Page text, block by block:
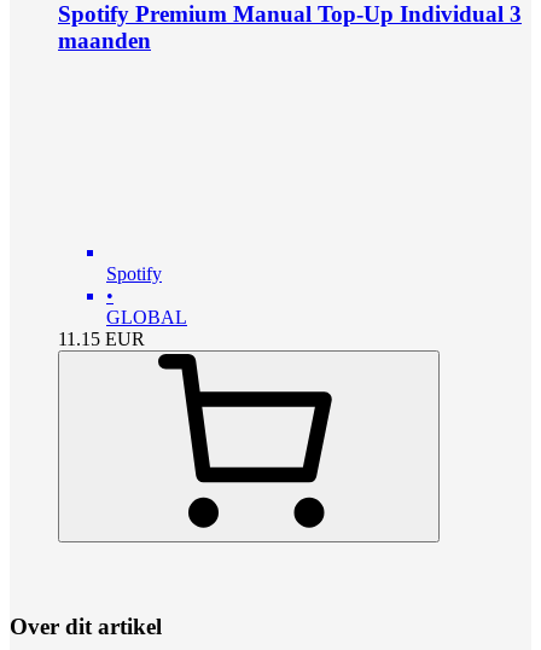
Spotify Premium Manual Top-Up Individual 3
maanden
Spotify
•
GLOBAL
11.15 EUR
Over dit artikel